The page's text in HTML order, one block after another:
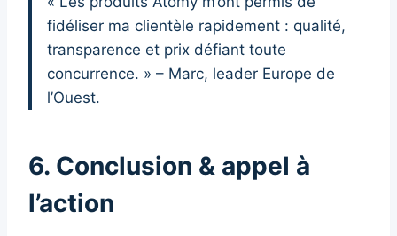
fidéliser ma clientèle rapidement : qualité,
transparence et prix défiant toute
concurrence. » – Marc, leader Europe de
l’Ouest.
6. Conclusion & appel à
l’action